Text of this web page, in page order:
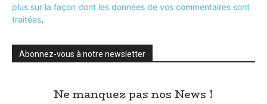
plus sur la façon dont les données de vos commentaires sont
traitées.
Abonnez-vous à notre newsletter
Ne manquez pas nos News !